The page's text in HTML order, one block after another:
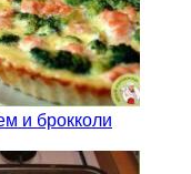
и брокколи